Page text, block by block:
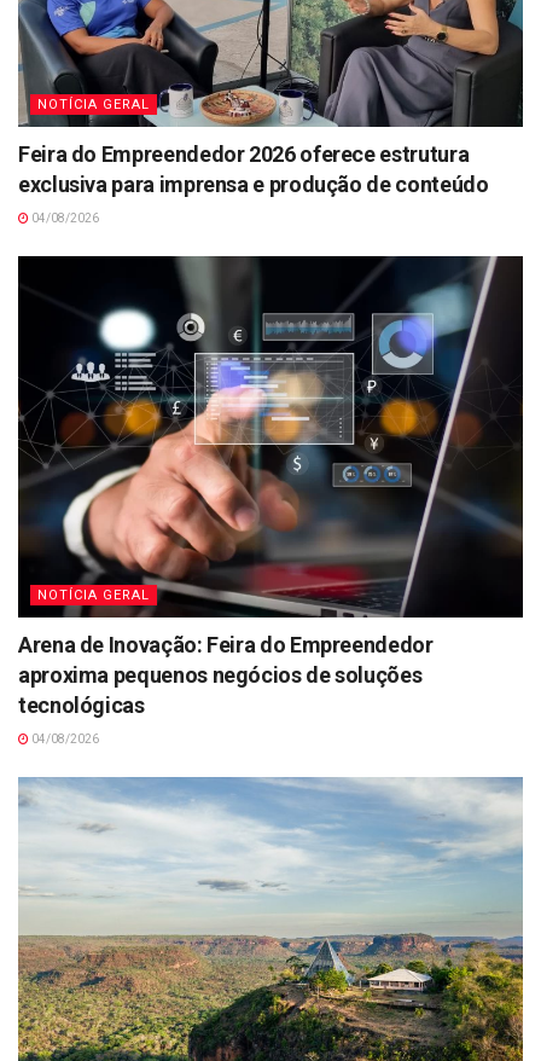
NOTÍCIA GERAL
Feira do Empreendedor 2026 oferece estrutura
exclusiva para imprensa e produção de conteúdo
04/08/2026
NOTÍCIA GERAL
Arena de Inovação: Feira do Empreendedor
aproxima pequenos negócios de soluções
tecnológicas
04/08/2026